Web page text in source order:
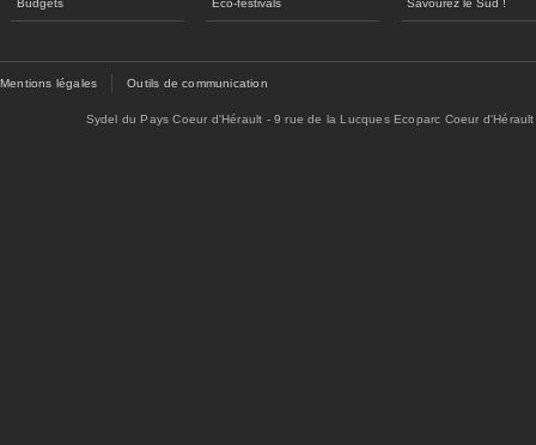
Mentions légales Outils de communication
Sydel du Pays Coeur d'Hérault - 9 rue de la Lucques Ecoparc Coeur